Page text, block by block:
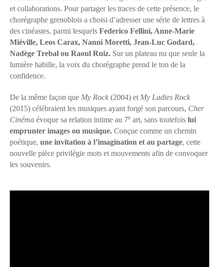
et collaborations. Pour partager les traces de cette présence, le
chorégraphe grenoblois a choisi d’adresser une série de lettres à
des cinéastes, parmi lesquels Federico Fellini, Anne-Marie
Miéville, Leos Carax, Nanni Moretti, Jean-Luc Godard,
Nadège Trebal ou Raoul Ruiz. Sur un plateau nu que seule la
lumière habille, la voix du chorégraphe prend le ton de la
confidence.
De la même façon que My Rock (2004) et My Ladies Rock
(2015) célébraient les musiques ayant forgé son parcours, Cher
Cinéma évoque sa relation intime au 7e art, sans toutefois lui
emprunter images ou musique. Conçue comme un chemin
poétique, une invitation à l’imagination et au partage, cette
nouvelle pièce privilégie mots et mouvements afin de convoquer
les souvenirs.